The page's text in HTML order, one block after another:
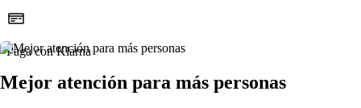
Paga con Klarna
Mejor atención para más personas